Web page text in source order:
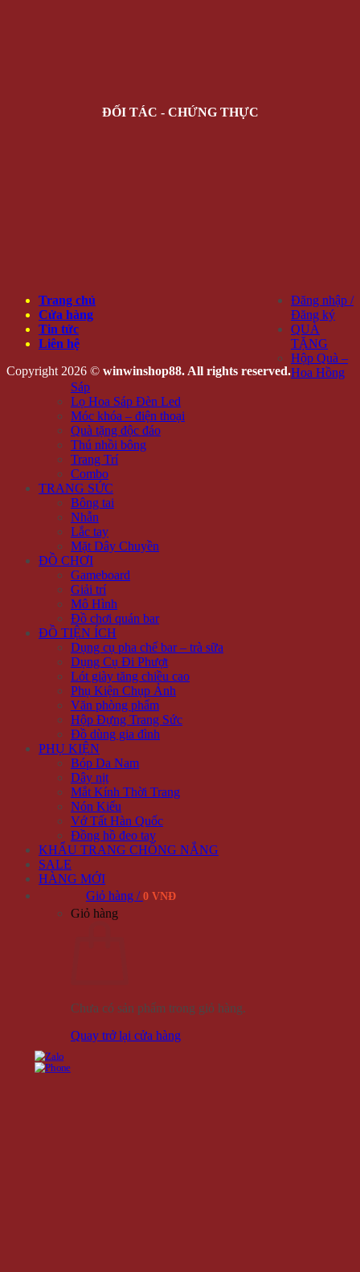
ĐỐI TÁC - CHỨNG THỰC
Trang chủ
Cửa hàng
Tin tức
Liên hệ
Copyright 2026 © winwinshop88. All rights reserved.
Đăng nhập /
Đăng ký
QUÀ
TẶNG
Hộp Quà –
Hoa Hồng
Sáp
Lọ Hoa Sáp Đèn Led
Móc khóa – điện thoại
Quà tặng độc đáo
Thú nhồi bông
Trang Trí
Combo
TRANG SỨC
Bông tai
Nhẫn
Lắc tay
Mặt Dây Chuyền
ĐỒ CHƠI
Gameboard
Giải trí
Mô Hình
Đồ chơi quán bar
ĐỒ TIỆN ÍCH
Dụng cụ pha chế bar – trà sữa
Dụng Cụ Đi Phượt
Lót giày tăng chiều cao
Phụ Kiện Chụp Ảnh
Văn phòng phẩm
Hộp Đựng Trang Sức
Đồ dùng gia đình
PHỤ KIỆN
Bóp Da Nam
Dây nịt
Mắt Kính Thời Trang
Nón Kiểu
Vớ Tất Hàn Quốc
Đồng hồ đeo tay
KHẨU TRANG CHỐNG NẮNG
SALE
HÀNG MỚI
Giỏ hàng / 0 VNĐ
Giỏ hàng
Chưa có sản phẩm trong giỏ hàng.
Quay trở lại cửa hàng